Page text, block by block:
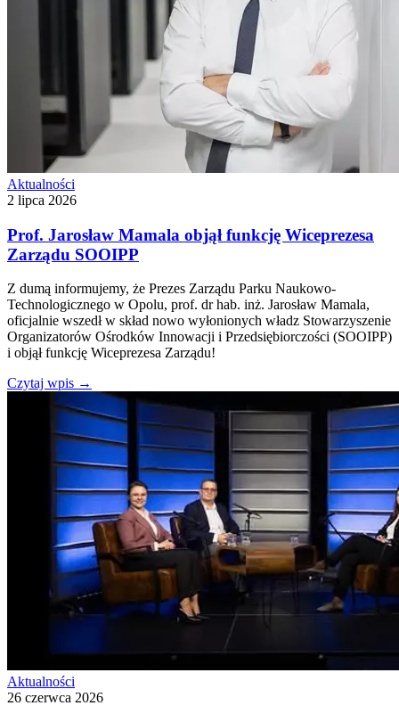
Aktualności
2 lipca 2026
Prof. Jarosław Mamala objął funkcję Wiceprezesa
Zarządu SOOIPP
Z dumą informujemy, że Prezes Zarządu Parku Naukowo-
Technologicznego w Opolu, prof. dr hab. inż. Jarosław Mamala,
oficjalnie wszedł w skład nowo wyłonionych władz Stowarzyszenie
Organizatorów Ośrodków Innowacji i Przedsiębiorczości (SOOIPP)
i objął funkcję Wiceprezesa Zarządu!
Czytaj wpis →
Aktualności
26 czerwca 2026